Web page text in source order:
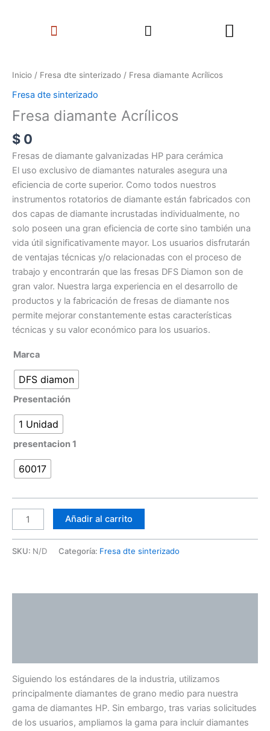
Menu Search
Inicio / Fresa dte sinterizado / Fresa diamante Acrílicos
Fresa dte sinterizado
Fresa diamante Acrílicos
$ 0
Fresas de diamante galvanizadas HP para cerámica
El uso exclusivo de diamantes naturales asegura una
eficiencia de corte superior. Como todos nuestros
instrumentos rotatorios de diamante están fabricados con
dos capas de diamante incrustadas individualmente, no
solo poseen una gran eficiencia de corte sino también una
vida útil significativamente mayor. Los usuarios disfrutarán
de ventajas técnicas y/o relacionadas con el proceso de
trabajo y encontrarán que las fresas DFS Diamon son de
gran valor. Nuestra larga experiencia en el desarrollo de
productos y la fabricación de fresas de diamante nos
permite mejorar constantemente estas características
técnicas y su valor económico para los usuarios.
Marca
DFS diamon
Presentación
1 Unidad
presentacion 1
60017
diamante
cantidad
Añadir al carrito
SKU: N/D Categoría: Fresa dte sinterizado
Siguiendo los estándares de la industria, utilizamos
principalmente diamantes de grano medio para nuestra
gama de diamantes HP. Sin embargo, tras varias solicitudes
de los usuarios, ampliamos la gama para incluir diamantes